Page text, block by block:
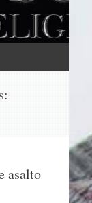
asalto